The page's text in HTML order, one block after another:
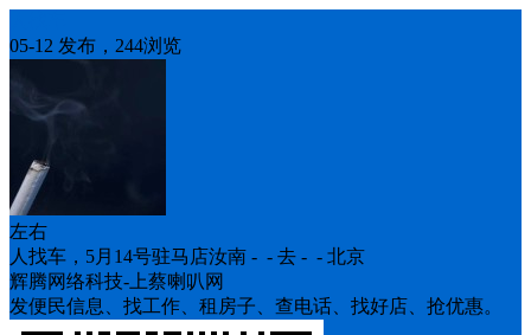
05-12 发布，244浏览
左右
人找车，5月14号驻马店汝南 - - 去 - - 北京
辉腾网络科技-上蔡喇叭网
发便民信息、找工作、租房子、查电话、找好店、抢优惠。